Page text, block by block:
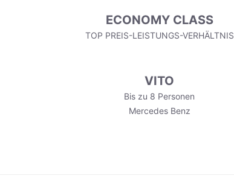
ECONOMY CLASS
TOP PREIS-LEISTUNGS-VERHÄLTNIS
VITO
Bis zu 8 Personen
Mercedes Benz